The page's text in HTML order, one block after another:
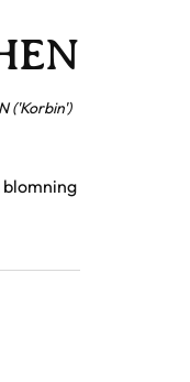
('Korbin')